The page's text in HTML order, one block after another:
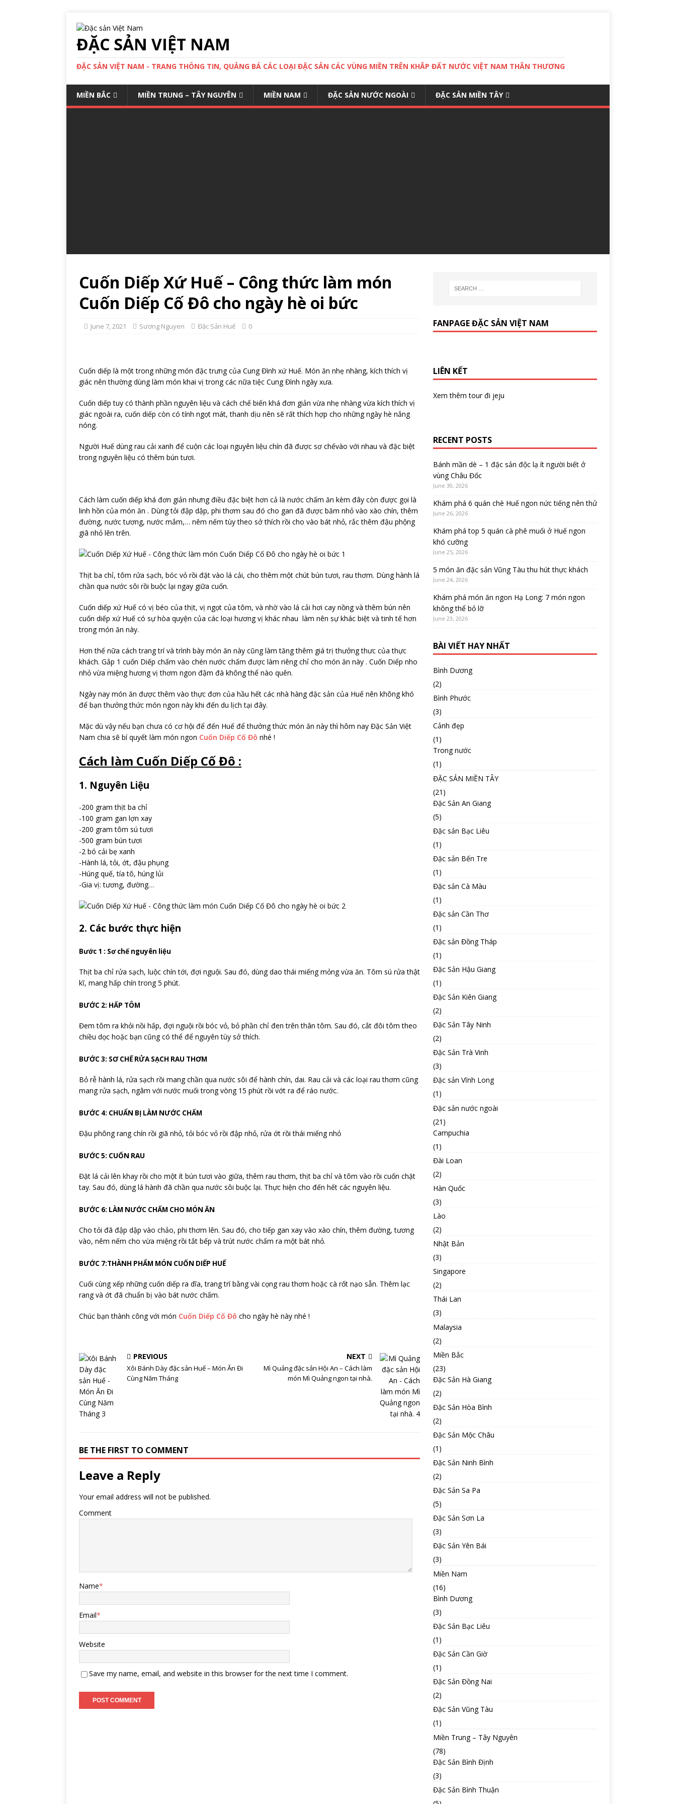
ĐẶC SẢN VIỆT NAM
ĐẶC SẢN VIỆT NAM - TRANG THÔNG TIN, QUẢNG BÁ CÁC LOẠI ĐẶC SẢN CÁC VÙNG MIỀN TRÊN KHẮP ĐẤT NƯỚC VIỆT NAM THÂN THƯƠNG
MIỀN BẮC MIỀN TRUNG – TÂY NGUYÊN MIỀN NAM ĐẶC SẢN NƯỚC NGOÀI ĐẶC SẢN MIỀN TÂY
Cuốn Diếp Xứ Huế – Công thức làm món
Cuốn Diếp Cố Đô cho ngày hè oi bức
June 7, 2021 Sương Nguyen Đặc Sản Huế 0
Cuốn diếp là một trong những món đặc trưng của Cung Đình xứ Huế. Món ăn nhẹ nhàng, kích thích vị
giác nên thường dùng làm món khai vị trong các nữa tiệc Cung Đình ngày xưa.
Cuốn diếp tuy có thành phần nguyên liệu và cách chế biến khá đơn giản vừa nhẹ nhàng vừa kích thích vị
giác ngoài ra, cuốn diếp còn có tính ngọt mát, thanh dịu nên sẽ rất thích hợp cho những ngày hè nắng
nóng.
Người Huế dùng rau cải xanh để cuộn các loại nguyên liệu chín đã được sơ chếvào với nhau và đặc biệt
trong nguyên liệu có thêm bún tươi.
Cách làm cuốn diếp khá đơn giản nhưng điều đặc biệt hơn cả là nước chấm ăn kèm đây còn được gọi là
linh hồn của món ăn . Dùng tỏi đập dập, phi thơm sau đó cho gan đã được băm nhỏ vào xào chín, thêm
đường, nước tương, nước mắm,… nêm nếm tùy theo sở thích rồi cho vào bát nhỏ, rắc thêm đậu phộng
giã nhỏ lên trên.
Thịt ba chỉ, tôm rửa sạch, bóc vỏ rồi đặt vào lá cải, cho thêm một chút bún tươi, rau thơm. Dùng hành lá
chần qua nước sôi rồi buộc lại ngay giữa cuốn.
Cuốn diếp xứ Huế có vị béo của thịt, vị ngọt của tôm, và nhờ vào lá cải hơi cay nồng và thêm bún nên
cuốn diếp xứ Huế có sự hòa quyện của các loại hương vị khác nhau làm nên sự khác biệt và tinh tế hơn
trong món ăn này.
Hơn thế nữa cách trang trí và trình bày món ăn này cũng làm tăng thêm giá trị thưởng thưc của thực
khách. Gắp 1 cuốn Diếp chấm vào chén nước chấm được làm riêng chỉ cho món ăn này . Cuốn Diếp nho
nhỏ vừa miệng hương vị thơm ngon đậm đà không thể nào quên.
Ngày nay món ăn được thêm vào thực đơn của hầu hết các nhà hàng đặc sản của Huế nên không khó
để bạn thưởng thức món ngon này khi đến du lịch tại đây.
Mặc dù vậy nếu bạn chưa có cơ hội để đến Huế để thưởng thức món ăn này thì hôm nay Đặc Sản Việt
Nam chia sẽ bí quyết làm món ngon Cuốn Diếp Cố Đô nhé !
Cách làm Cuốn Diếp Cố Đô :
1. Nguyên Liệu
-200 gram thịt ba chỉ
-100 gram gan lợn xay
-200 gram tôm sú tươi
-500 gram bún tươi
-2 bó cải bẹ xanh
-Hành lá, tỏi, ớt, đậu phụng
-Húng quế, tía tô, húng lủi
-Gia vị: tương, đường…
2. Các bước thực hiện
Bước 1 : Sơ chế nguyên liệu
Thịt ba chỉ rửa sạch, luộc chín tới, đợi nguội. Sau đó, dùng dao thái miếng mỏng vừa ăn. Tôm sú rửa thật
kĩ, mang hấp chín trong 5 phút.
BƯỚC 2: HẤP TÔM
Đem tôm ra khỏi nồi hấp, đợi nguội rồi bóc vỏ, bỏ phần chỉ đen trên thân tôm. Sau đó, cắt đôi tôm theo
chiều dọc hoặc bạn cũng có thể để nguyên tùy sở thích.
BƯỚC 3: SƠ CHẾ RỬA SẠCH RAU THƠM
Bỏ rễ hành lá, rửa sạch rồi mang chần qua nước sôi để hành chín, dai. Rau cải và các loại rau thơm cũng
mang rửa sạch, ngâm với nước muối trong vòng 15 phút rồi vớt ra để ráo nước.
BƯỚC 4: CHUẨN BỊ LÀM NƯỚC CHẤM
Đậu phông rang chín rồi giã nhỏ, tỏi bóc vỏ rồi đập nhỏ, rửa ớt rồi thái miếng nhỏ
BƯỚC 5: CUỐN RAU
Đặt lá cải lên khay rồi cho một ít bún tươi vào giữa, thêm rau thơm, thịt ba chỉ và tôm vào rồi cuốn chặt
tay. Sau đó, dùng lá hành đã chần qua nước sôi buộc lại. Thực hiện cho đến hết các nguyên liệu.
BƯỚC 6: LÀM NƯỚC CHẤM CHO MÓN ĂN
Cho tỏi đã đập dập vào chảo, phi thơm lên. Sau đó, cho tiếp gan xay vào xào chín, thêm đường, tương
vào, nêm nếm cho vừa miệng rồi tắt bếp và trút nước chấm ra một bát nhỏ.
BƯỚC 7:THÀNH PHẨM MÓN CUỐN DIẾP HUẾ
Cuối cùng xếp những cuốn diếp ra dĩa, trang trí bằng vài cọng rau thơm hoặc cà rốt nạo sẵn. Thêm lạc
rang và ớt đã chuẩn bị vào bát nước chấm.
Chúc bạn thành công với món Cuốn Diếp Cố Đô cho ngày hè này nhé !
PREVIOUS
Xôi Bánh Dày đặc sản Huế – Món Ăn Đi
Cùng Năm Tháng
NEXT
Mì Quảng đặc sản Hội An – Cách làm
món Mì Quảng ngon tại nhà.
BE THE FIRST TO COMMENT
Leave a Reply
Your email address will not be published.
Comment
Name*
Email*
Website
Save my name, email, and website in this browser for the next time I comment.
FANPAGE ĐẶC SẢN VIỆT NAM
LIÊN KẾT
Xem thêmtour đi jeju
RECENT POSTS
Bánh mần dè – 1 đặc sản độc lạ ít người biết ở
vùng Châu Đốc
June 30, 2026
Khám phá 6 quán chè Huế ngon nức tiếng nên thử
June 26, 2026
Khám phá top 5 quán cà phê muối ở Huế ngon
khó cưỡng
June 25, 2026
5 món ăn đặc sản Vũng Tàu thu hút thực khách
June 24, 2026
Khám phá món ăn ngon Hạ Long: 7 món ngon
không thể bỏ lỡ
June 23, 2026
BÀI VIẾT HAY NHẤT
Bình Dương
(2)
Bình Phước
(3)
Cảnh đẹp
(1)
Trong nước
(1)
ĐẶC SẢN MIỀN TÂY
(21)
Đặc Sản An Giang
(5)
Đặc sản Bạc Liêu
(1)
Đặc sản Bến Tre
(1)
Đặc sản Cà Màu
(1)
Đặc sản Cần Thơ
(1)
Đặc sản Đồng Tháp
(1)
Đặc Sản Hậu Giang
(1)
Đặc Sản Kiên Giang
(2)
Đặc Sản Tây Ninh
(2)
Đặc Sản Trà Vinh
(3)
Đặc sản Vĩnh Long
(1)
Đặc sản nước ngoài
(21)
Campuchia
(1)
Đài Loan
(2)
Hàn Quốc
(3)
Lào
(2)
Nhật Bản
(3)
Singapore
(2)
Thái Lan
(3)
Malaysia
(2)
Miền Bắc
(23)
Đặc Sản Hà Giang
(2)
Đặc Sản Hòa Bình
(2)
Đặc Sản Mộc Châu
(1)
Đặc Sản Ninh Bình
(2)
Đặc Sản Sa Pa
(5)
Đặc Sản Sơn La
(3)
Đặc Sản Yên Bái
(3)
Miền Nam
(16)
Bình Dương
(3)
Đặc Sản Bạc Liêu
(1)
Đặc Sản Cần Giờ
(1)
Đặc Sản Đồng Nai
(2)
Đặc Sản Vũng Tàu
(1)
Miền Trung – Tây Nguyên
(78)
Đặc Sản Bình Định
(3)
Đặc Sản Bình Thuận